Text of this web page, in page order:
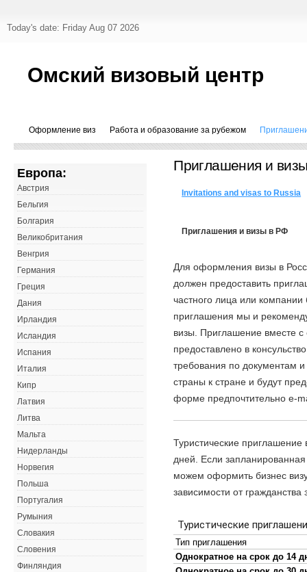
Today's date: Friday Aug 07 2026
Омский визовый центр
Оформление виз Работа и образование за рубежом
Приглашения и
Invitations and visas to Russia
Приглашения и визы в РФ
Для оформления визы в
должен предоставить
частного лица или
приглашения мы и
визы. Приглашение вместе
предоставлено в
требования по документам
страны к стране и будут
форме предпочтительно e-
Туристические
дней. Если
можем оформить бизнес
зависимости от гражданства
Европа:
Австрия
Бельгия
Болгария
Великобритания
Венгрия
Германия
Греция
Дания
Ирландия
Исландия
Испания
Италия
Кипр
Латвия
Литва
Мальта
Нидерланды
Норвегия
Польша
Португалия
Румыния
Словакия
Словения
Финляндия